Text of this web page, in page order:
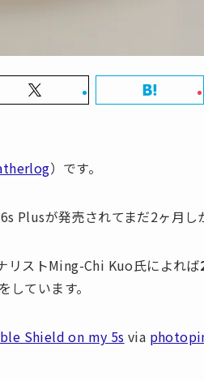
）です。
Plusが発売されてまだ2ヶ月し
リストMing-Chi Kuo氏によれば
しています。
Shield on my 5s via